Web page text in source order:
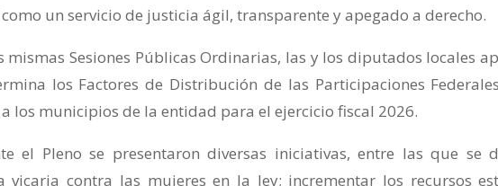
un servicio de justicia ágil, transparente y apegado a derecho.
mismas Sesiones Públicas Ordinarias, las y los diputados locales
los Factores de Distribución de las Participaciones
los municipios de la entidad para el ejercicio fiscal 2026.
el Pleno se presentaron diversas iniciativas, entre las que se
vicaria contra las mujeres en la ley; incrementar los recursos